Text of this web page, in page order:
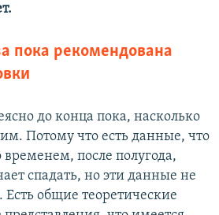
пока рекомендована
до конца пока, насколько
Потому что есть данные, что
после полугода,
спадать, но эти данные не
Есть общие теоретические